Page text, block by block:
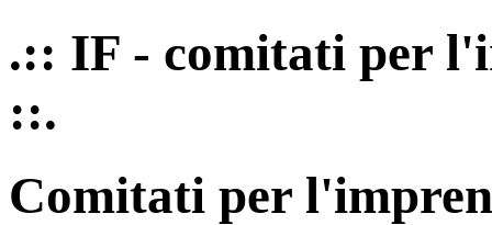
.:: IF - comitati per
::.
Comitati per